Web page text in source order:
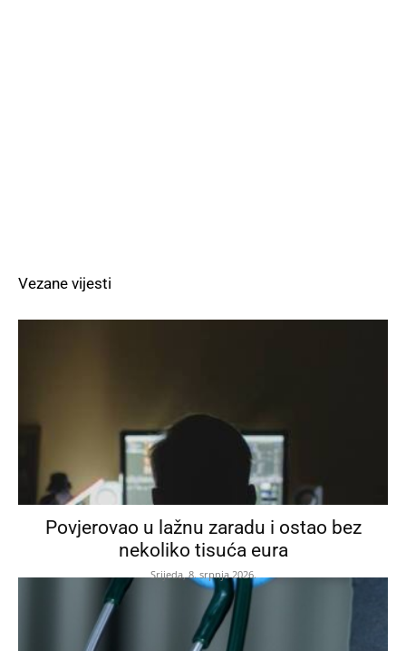
Vezane vijesti
Povjerovao u lažnu zaradu i ostao bez
nekoliko tisuća eura
Srijeda, 8. srpnja 2026.